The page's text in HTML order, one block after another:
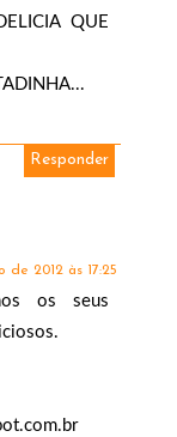
QUE
Responder
de 2012 às 17:25
os seus